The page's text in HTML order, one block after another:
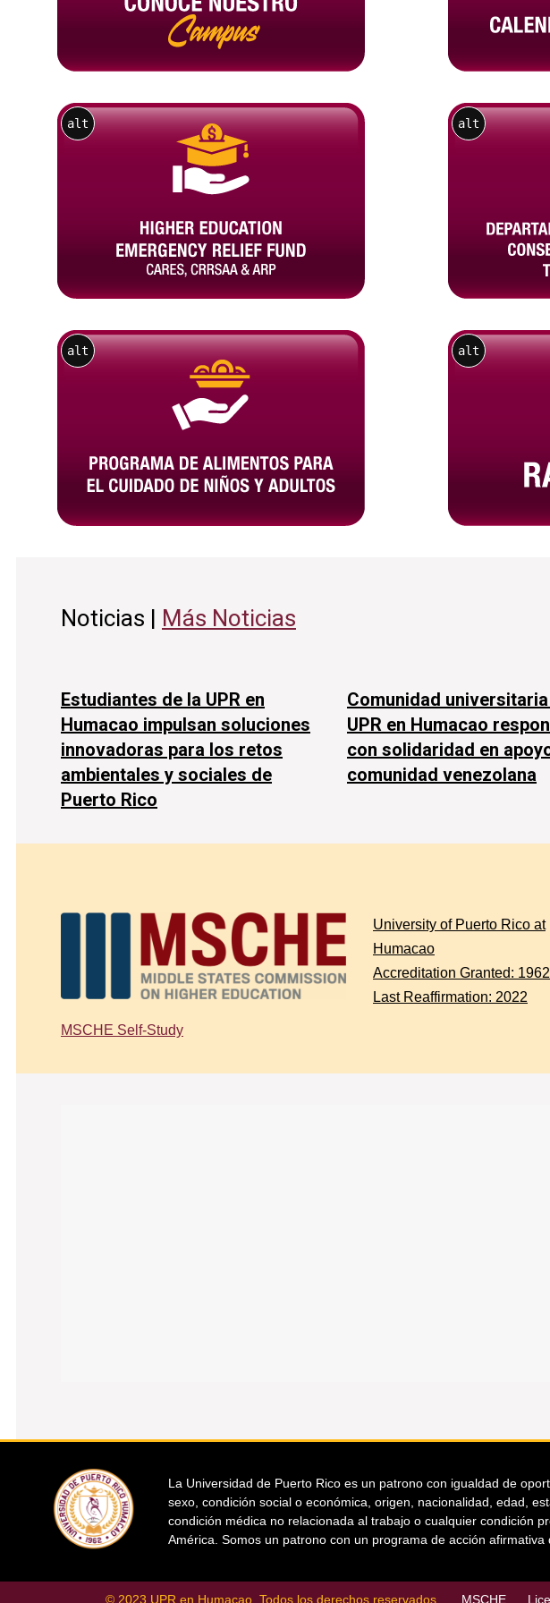
alt alt
alt alt
Noticias | Más Noticias
Estudiantes de la UPR en
Humacao impulsan soluciones
innovadoras para los retos
ambientales y sociales de
Puerto Rico
Comunidad
UPR en Humacao
con solidaridad en
comunidad venezolana
University of Puerto Rico at
Humacao
Accreditation Granted: 1962
Last Reaffirmation: 2022
MSCHE Self-Study
La Universidad de Puerto Rico es un patrono con igualdad de
sexo, condición social o económica, origen, nacionalidad, edad,
condición médica no relacionada al trabajo o cualquier condición
América. Somos un patrono con un programa de acción
© 2023 UPR en Humacao. Todos los derechos reservados. MSCHE